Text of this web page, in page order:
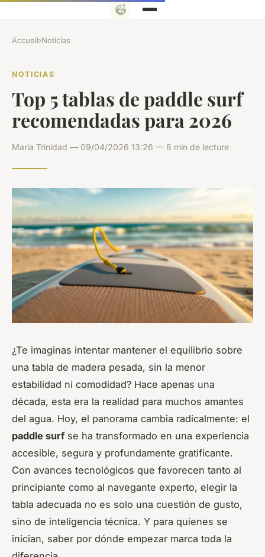
Accueil›Noticias
NOTICIAS
Top 5 tablas de paddle surf
recomendadas para 2026
María Trinidad — 09/04/2026 13:26 — 8 min de lecture
¿Te imaginas intentar mantener el equilibrio sobre
una tabla de madera pesada, sin la menor
estabilidad ni comodidad? Hace apenas una
década, esta era la realidad para muchos amantes
del agua. Hoy, el panorama cambia radicalmente: el
paddle surfse ha transformado en una experiencia
accesible, segura y profundamente gratificante.
Con avances tecnológicos que favorecen tanto al
principiante como al navegante experto, elegir la
tabla adecuada no es solo una cuestión de gusto,
sino de inteligencia técnica. Y para quienes se
inician, saber por dónde empezar marca toda la